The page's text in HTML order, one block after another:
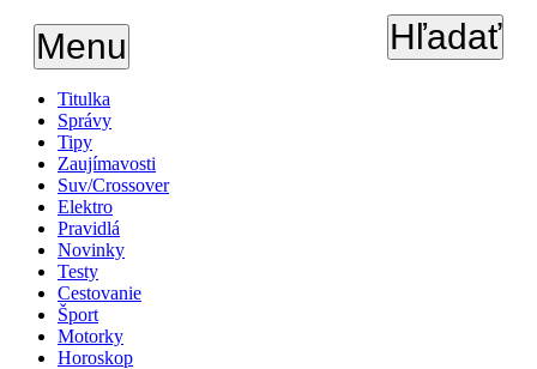
Menu Hľadať
Titulka
Správy
Tipy
Zaujímavosti
Suv/Crossover
Elektro
Pravidlá
Novinky
Testy
Cestovanie
Šport
Motorky
Horoskop